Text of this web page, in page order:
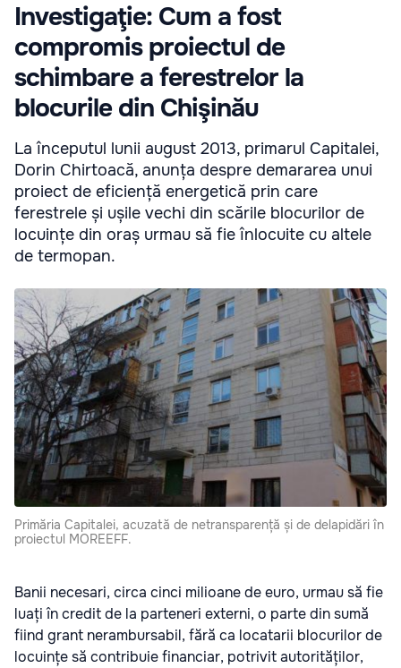
Investigaţie: Cum a fost
compromis proiectul de
schimbare a ferestrelor la
blocurile din Chişinău
La începutul lunii august 2013, primarul Capitalei,
Dorin Chirtoacă, anunța despre demararea unui
proiect de eficiență energetică prin care
ferestrele și ușile vechi din scările blocurilor de
locuințe din oraș urmau să fie înlocuite cu altele
de termopan.
Primăria Capitalei, acuzată de netransparență și de delapidări în
proiectul MOREEFF.
Banii necesari, circa cinci milioane de euro, urmau să fie
luați în credit de la parteneri externi, o parte din sumă
fiind grant nerambursabil, fără ca locatarii blocurilor de
locuințe să contribuie financiar, potrivit autorităților,